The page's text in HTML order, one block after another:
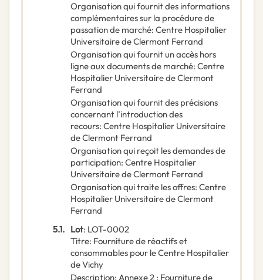
Organisation qui fournit des informations
complémentaires sur la procédure de
passation de marché: Centre Hospitalier
Universitaire de Clermont Ferrand
Organisation qui fournit un accès hors
ligne aux documents de marché: Centre
Hospitalier Universitaire de Clermont
Ferrand
Organisation qui fournit des précisions
concernant l’introduction des
recours: Centre Hospitalier Universitaire
de Clermont Ferrand
Organisation qui reçoit les demandes de
participation: Centre Hospitalier
Universitaire de Clermont Ferrand
Organisation qui traite les offres: Centre
Hospitalier Universitaire de Clermont
Ferrand
5.1. Lot: LOT-0002
Titre: Fourniture de réactifs et
consommables pour le Centre Hospitalier
de Vichy
Description: Annexe 2 : Fourniture de